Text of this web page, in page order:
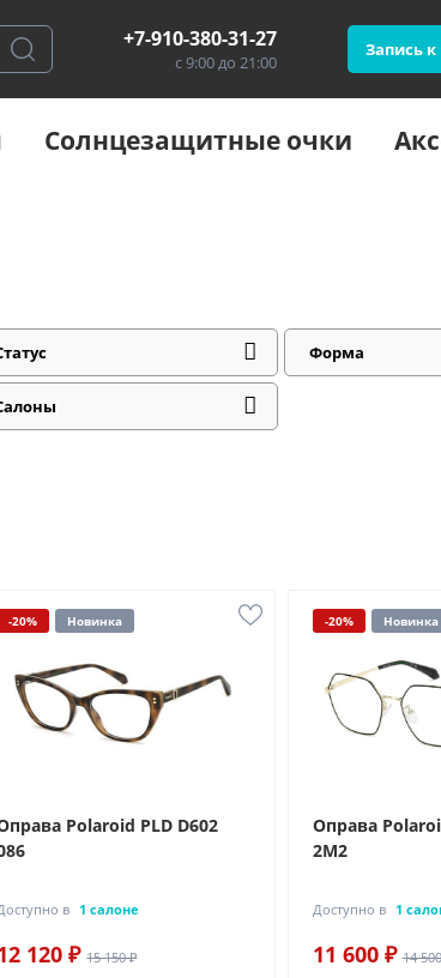
+7-910-380-31-27
с 9:00 до 21:00
Запись к
Солнцезащитные очки
Форма
-20% Новинка
Polaroid PLD D602
в 1 салоне
120 ₽ 15 150 ₽
-20% Новинка
Оправа
2M2
Доступно в 1
11 600 ₽ 14